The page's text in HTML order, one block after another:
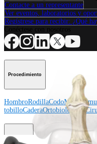
Contacte a un representante
Ver eventos, laboratorios y
Regístrese para recibir: ¿Qué
Procedimiento
HombroRodillaCodoMano y
tobilloCaderaOrtobiológicos
Producto